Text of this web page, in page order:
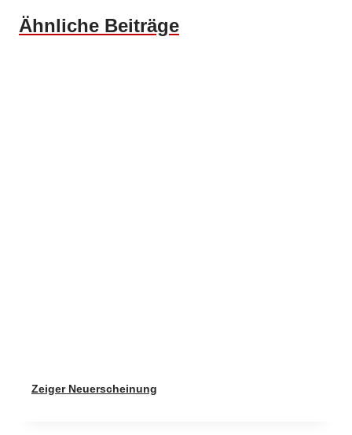
Ähnliche Beiträge
Zeiger Neuerscheinung